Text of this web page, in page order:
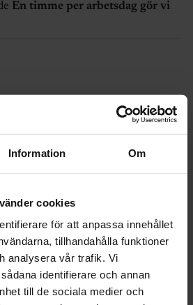
Information Om
cookies
för att anpassa innehållet
tillhandahålla funktioner
analysera vår trafik. Vi
identifierare och annan
till de sociala medier och
En timme per arbetsdag gör vi